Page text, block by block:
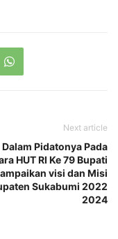
Next article
Dalam Pidatonya Pada
HUT RI Ke 79 Bupati
visi dan Misi
Sukabumi 2022
2024